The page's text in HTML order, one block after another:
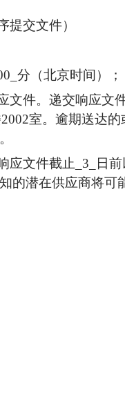
交文件）
分（北京时间）；
文件。递交响应文
室。逾期送达
应文件截止_3_日
潜在供应商将可